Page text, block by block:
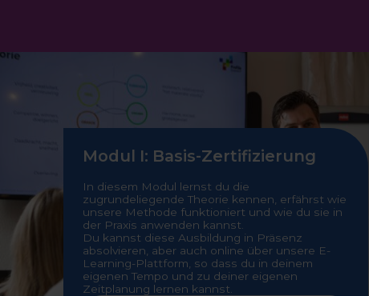
Modul I: Basis-Zertifizierung
In diesem Modul lernst du die
zugrundeliegende Theorie kennen, erfährst wie
unsere Methode funktioniert und wie du sie in
der Praxis anwenden kannst.
Du kannst diese Ausbildung in Präsenz
absolvieren, aber auch online über unsere E-
Learning-Plattform, so dass du in deinem
eigenen Tempo und zu deiner eigenen
Zeitplanung lernen kannst.